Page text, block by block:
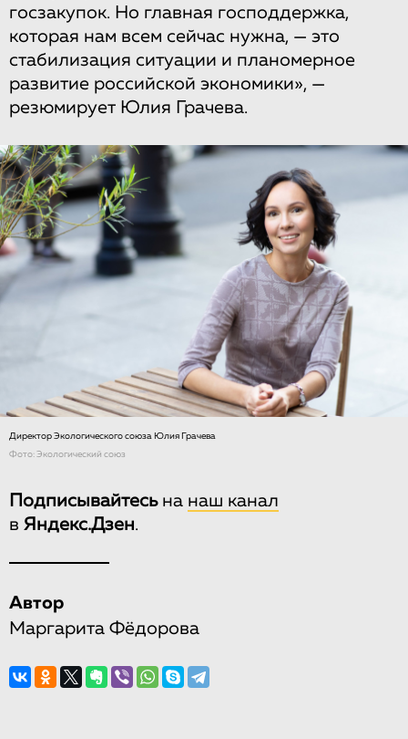
госзакупок. Но главная господдержка,
которая нам всем сейчас нужна, — это
стабилизация ситуации и планомерное
развитие российской экономики», —
резюмирует Юлия Грачева.
Директор Экологического союза Юлия Грачева
Фото: Экологический союз
Подписывайтесьна наш канал
в Яндекс.Дзен.
Автор
Маргарита Фёдорова